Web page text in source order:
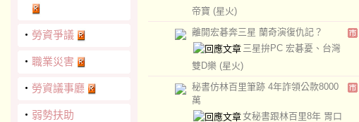
‧ 勞資爭議
‧ 職業災害
‧ 勞資議事廳
‧ 弱勢扶助
帝寶 (星火)
離開宏碁奔三星 蘭奇演復仇記？
三星拚PC 宏碁憂、台灣
雙D樂 (星火)
秘書仿林百里筆跡 4年詐領公款8000
萬
女秘書跟林百里8年 胃口